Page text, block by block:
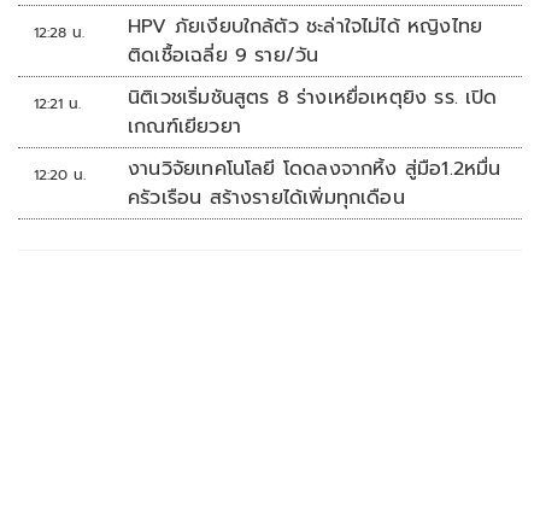
12:28 น.
HPV ภัยเงียบใกล้ตัว ชะล่าใจไม่ได้ หญิงไทย
ติดเชื้อเฉลี่ย 9 ราย/วัน
12:21 น.
นิติเวชเริ่มชันสูตร 8 ร่างเหยื่อเหตุยิง รร. เปิด
เกณฑ์เยียวยา
12:20 น.
งานวิจัยเทคโนโลยี โดดลงจากหิ้ง สู่มือ1.2หมื่น
ครัวเรือน สร้างรายได้เพิ่มทุกเดือน